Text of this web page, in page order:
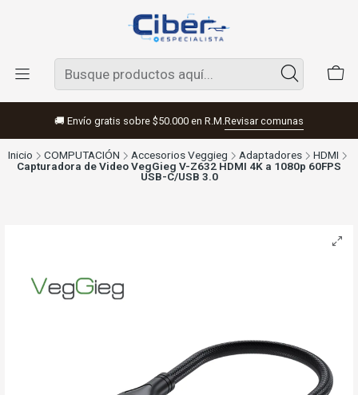
🚚 Envío gratis sobre $50.000 en R.M. Revisar comunas
Inicio COMPUTACIÓN Accesorios Veggieg Adaptadores
HDMI
Capturadora de Video VegGieg V-Z632 HDMI 4K a 1080p 60FPS
USB-C/USB 3.0